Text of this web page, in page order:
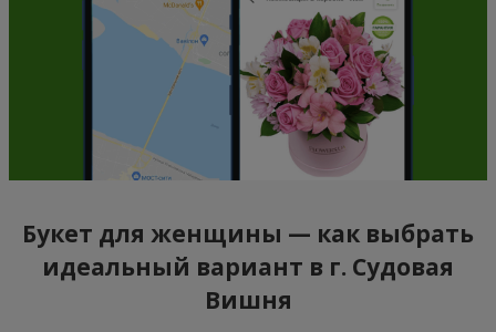
Букет для женщины — как выбрать
идеальный вариант в г. Судовая
Вишня